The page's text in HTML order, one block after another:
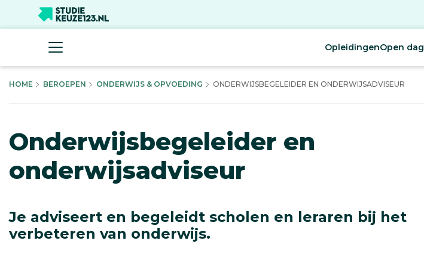
OpleidingenOpen
HOME BEROEPEN ONDERWIJS & OPVOEDING ONDERWIJSBEGELEIDER EN ONDERWIJSADVISEUR
Onderwijsbegeleider en
onderwijsadviseur
Je adviseert en begeleidt scholen en leraren bij het
verbeteren van onderwijs.